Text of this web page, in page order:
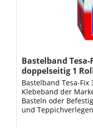
Bastelband
doppelseitig 1
Bastelband Tesa-
Klebeband der
Basteln oder
und